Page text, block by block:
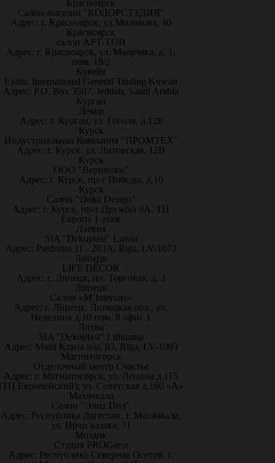
Красноярск
Салон-магазин "КОЛОРСТУДИЯ"
Адрес: г. Красноярск, ул.Молокова, 40
Красноярск
салон АРТ-ТОН
Адрес: г. Красноярск, ул. Маерчака, д. 1,
пом. 19/2
Кувейт
Exotic International General Trading Kuwait
Адрес: P.O. Box 3507, Jeddah, Saudi Arabia
Курган
Декор
Адрес: г. Курган, ул. Гоголя, д.128
Курск
Индустриальная Компания "ПРОМТЕХ"
Адрес: г. Курск, ул. Литовская, 12В
Курск
ООО "Вернисаж"
Адрес: г. Курск, пр-т Победы, д.10
Курск
Салон "Doka Design"
Адрес: г. Курск, пр-т Дружбы 9А, ТЦ
Европа 1 этаж
Латвия
SIA "Dekoplast" Latvia
Адрес: Piedrujas 11 - 203A, Riga, LV-1073
Липецк
LIFE DÉCOR
Адрес: г. Липецк, пл. Торговая, д. 2
Липецк
Салон «M`Interiors»
Адрес: г. Липецк, Липецкая обл., ул.
Неделина д.10 пом. 8 офис 1
Литва
SIA "Dekoplast" Lithuania
Адрес: Mazā Krasta iela, 83, Rīga, LV-1003
Магнитогорск
Отделочный центр Счастье
Адрес: г. Магнитогорск, ул. Ленина д.115
Европейский); ул. Советская д.160 «А»
Махачкала
Салон "Элит Пол"
Адрес: Республика Дагестан, г. Махачкала,
ул. Ирчи казака, 71
Моздок
Студия PROGress
Адрес: Республике Северная Осетия, г.